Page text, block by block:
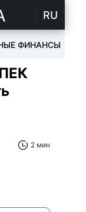
RU
ФИНАНСЫ
2 мин